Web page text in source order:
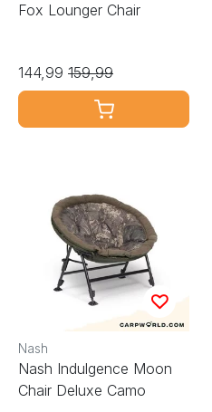
Fox Lounger Chair
144,99 159,99
Nash
Nash Indulgence Moon
Chair Deluxe Camo